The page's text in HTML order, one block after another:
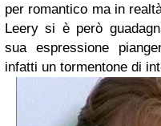
per romantico ma in
Leery si è però
sua espressione
infatti un tormentone di